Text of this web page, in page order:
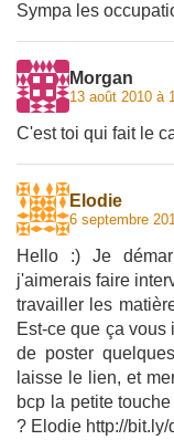
Sympa les
Morgan
13 août 2010 à
C'est toi qui fait le
Elodie
6 septembre
Hello :) Je
j'aimerais faire
travailler les
Est-ce que ça vous
de poster
laisse le lien, et
bcp la petite
? Elodie http://bit.ly/